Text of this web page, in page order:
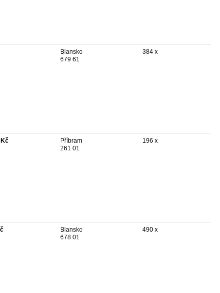
Blansko
679 61
384 x
Příbram
261 01
196 x
Blansko
678 01
490 x